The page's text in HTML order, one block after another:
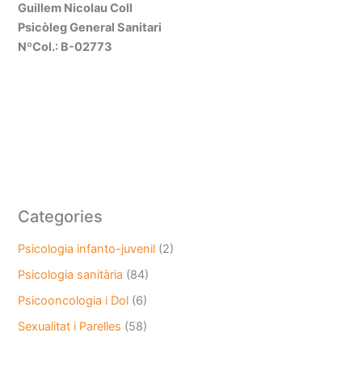
Guillem Nicolau Coll
Psicòleg General Sanitari
NºCol.: B-02773
Categories
Psicologia infanto-juvenil (2)
Psicologia sanitària (84)
Psicooncologia i Dol (6)
Sexualitat i Parelles (58)